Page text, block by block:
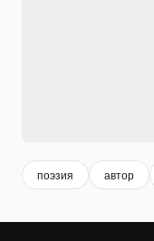
поэзия автор